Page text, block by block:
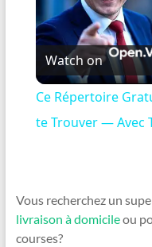
Watch on
Ce Répertoire
te Trouver — Avec
Vous recherchez un
livraison à domicileou
courses?